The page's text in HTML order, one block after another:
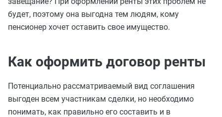
будет, поэтому она выгодна тем людям, кому
пенсионер хочет оставить свое имущество.
Как оформить договор ренты
Потенциально рассматриваемый вид соглашения
выгоден всем участникам сделки, но необходимо
понимать, как правильно его составить и в